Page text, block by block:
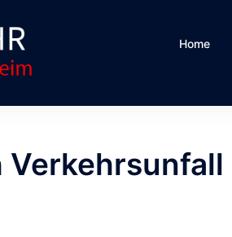
Home
Verkehrsunfall